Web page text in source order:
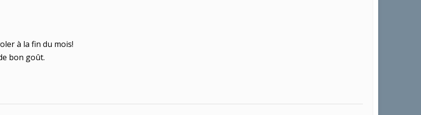
à la fin du mois!
bon goût.